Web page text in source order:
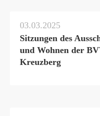
03.03.2025
Sitzungen des
und Wohnen der
Kreuzberg